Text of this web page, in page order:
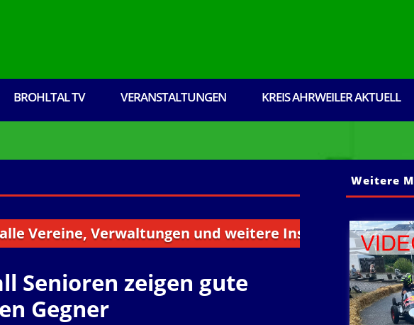
BROHLTAL TV VERANSTALTUNGEN KREIS AHRWEILER AKTUELL
Verwaltungen und weitere Institutionen aus dem
Senioren zeigen gute
Gegner
Weitere